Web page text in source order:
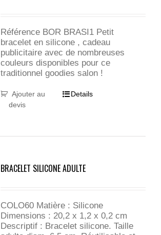
Référence BOR BRASI1 Petit
bracelet en silicone , cadeau
publicitaire avec de nombreuses
couleurs disponibles pour ce
traditionnel goodies salon !
Ajouter au
devis
Details
BRACELET SILICONE ADULTE
COLO60 Matière : Silicone
Dimensions : 20,2 x 1,2 x 0,2 cm
Descriptif : Bracelet silicone. Taille